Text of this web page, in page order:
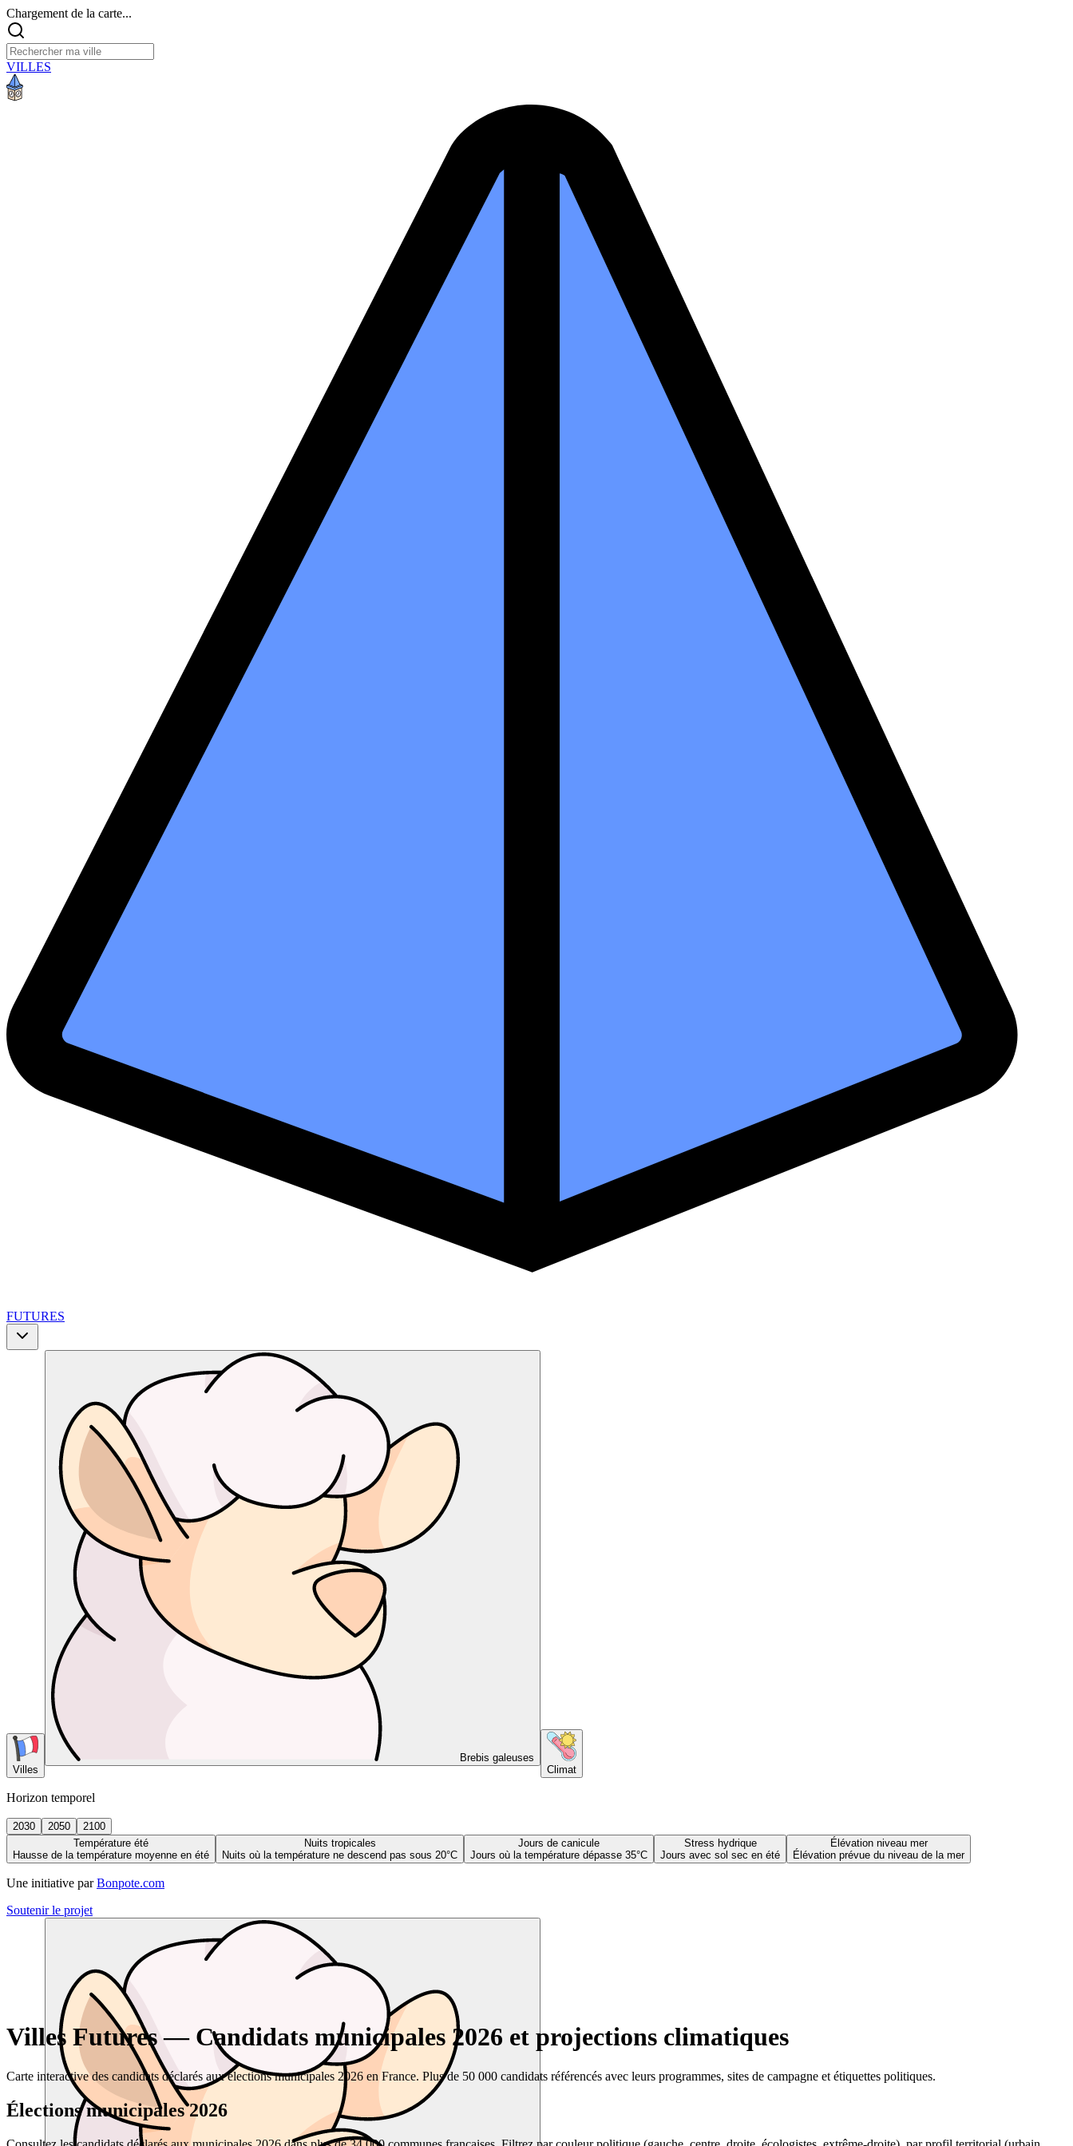
Chargement de la carte...
VILLES
FUTURES
Villes
Brebis galeuses
Climat
Horizon temporel
2030 2050
2100
Température été
Hausse de la température moyenne en été
Nuits tropicales
Nuits où la température ne descend pas sous 20°C
Jours de canicule
Jours où la température dépasse 35°C
Stress hydrique
Jours avec sol sec en été
Élévation niveau mer
Élévation prévue du niveau de la mer
Une initiative par Bonpote.com
Soutenir le projet
Villes Futures — Candidats municipales 2026 et projections climatiques
Carte interactive des candidats déclarés aux élections municipales 2026 en France. Plus de 50 000 candidats référencés avec leurs programmes, sites de campagne et étiquettes politiques.
Élections municipales 2026